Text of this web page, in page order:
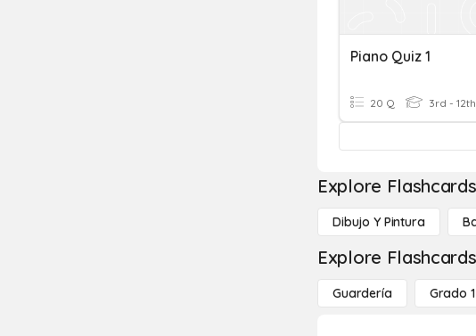
Piano Quiz 1
20 Q 3rd - 12th
Explore
Dibujo Y Pintura
Explore
Guardería Grado 1